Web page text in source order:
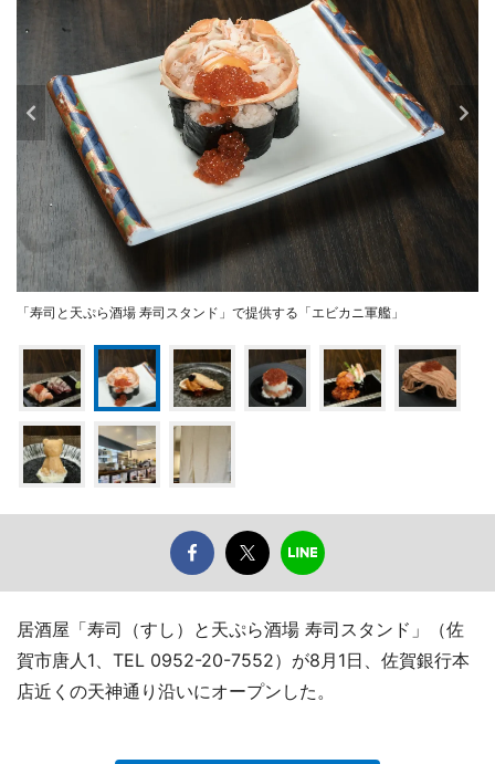
「寿司と天ぷら酒場 寿司スタンド」で提供する「エビカニ軍艦」
居酒屋「寿司（すし）と天ぷら酒場 寿司スタンド」（佐
賀市唐人1、TEL 0952-20-7552）が8月1日、佐賀銀行本
店近くの天神通り沿いにオープンした。